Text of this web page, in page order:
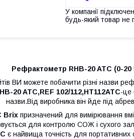
У компанії
будь-який товар не
Рефрактометр RHB-20 ATC (0-
ВИ можете побачити різні назви
20 ATC,REF 102/112,HT112ATC-це
назви.Від виробника він йде під
Brix призначений для вимірювання
для контролю СОЖ і сухого
є найвища точність для